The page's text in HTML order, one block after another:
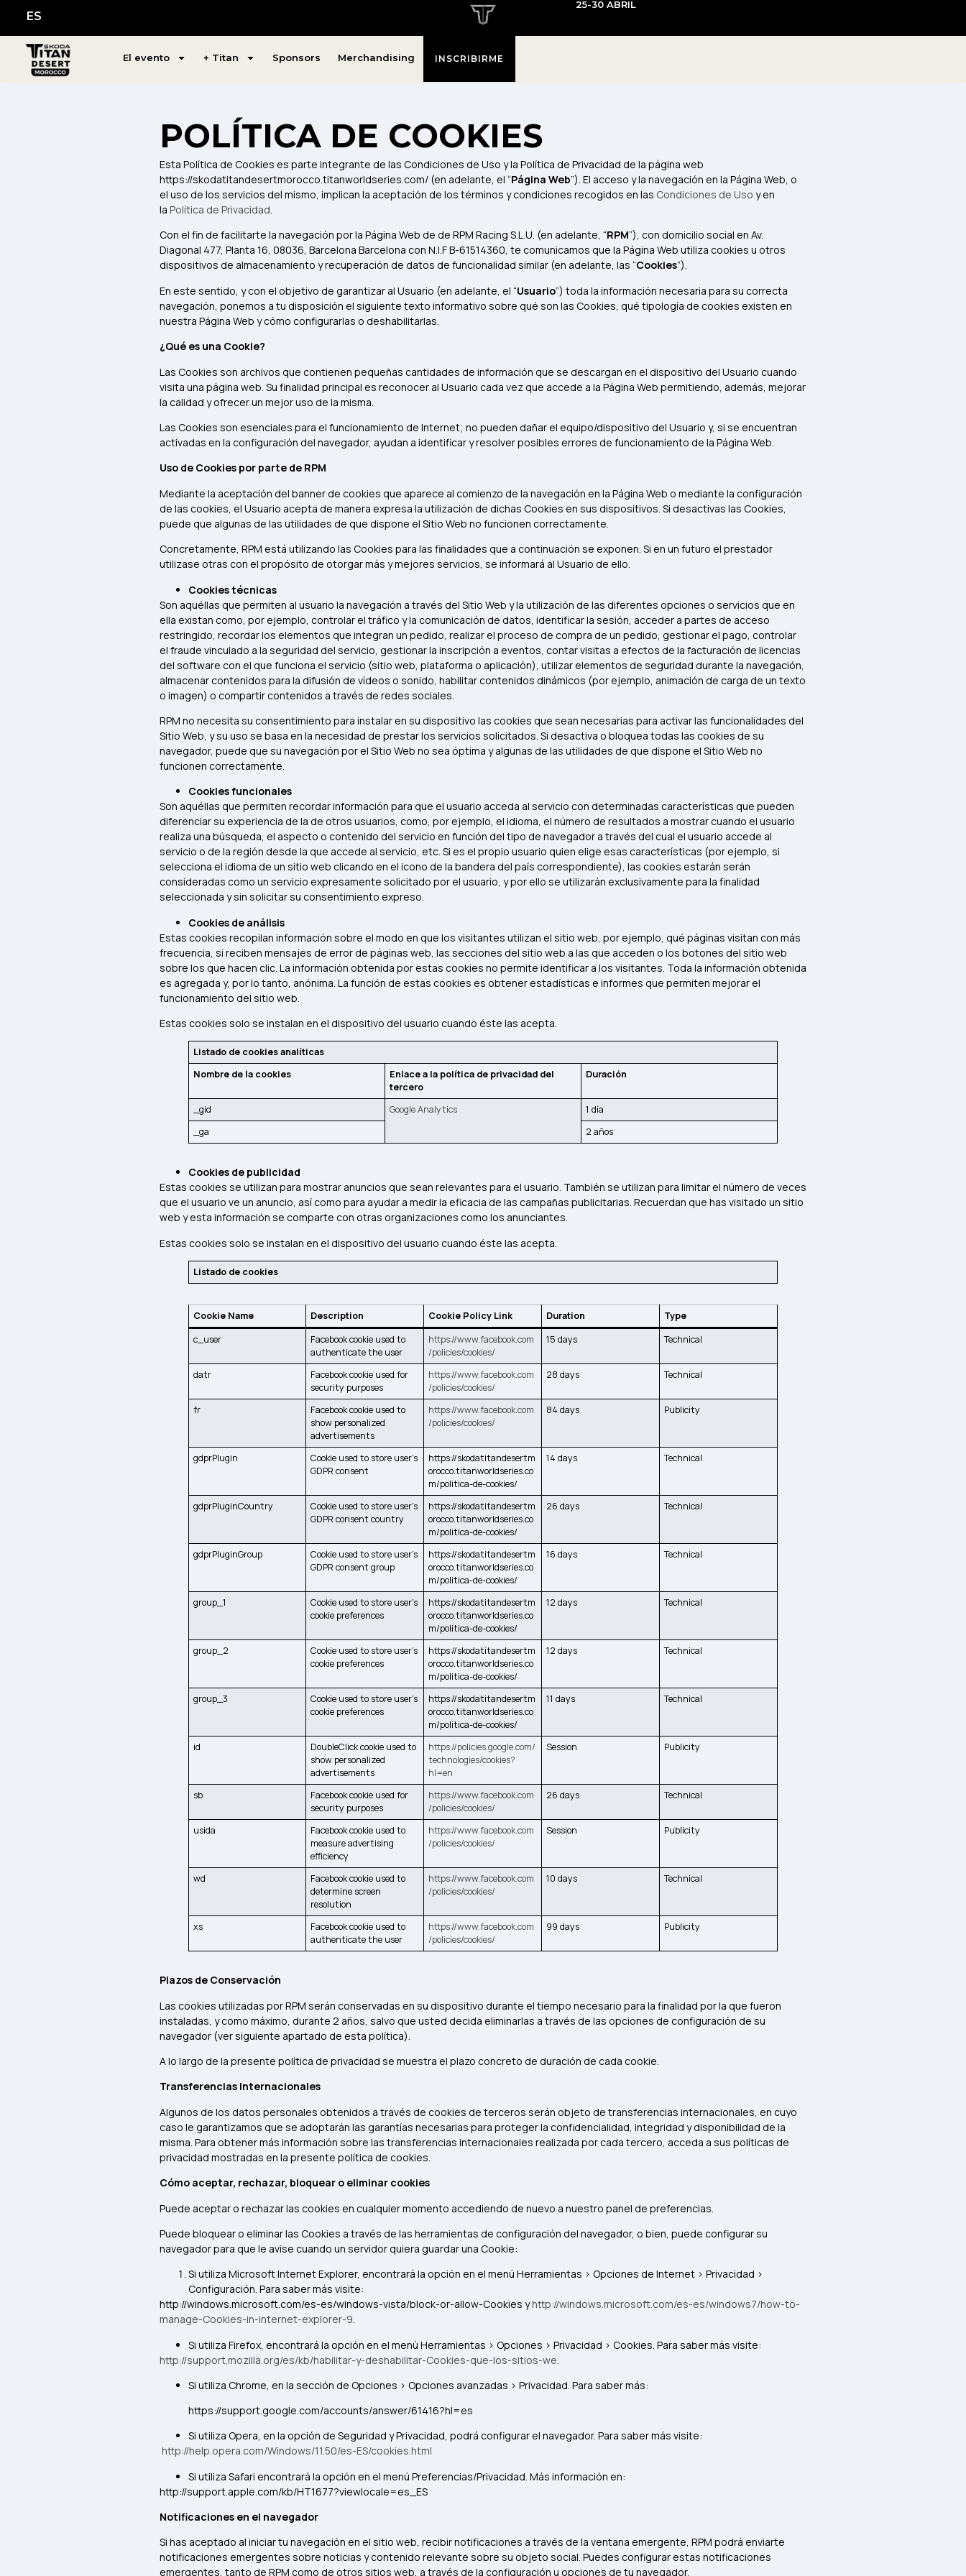
ES
25-30 ABRIL
El evento + Titan Sponsors Merchandising INSCRIBIRME
POLÍTICA DE COOKIES
Esta Política de Cookies es parte integrante de las Condiciones de Uso y la Política de Privacidad de la página web
https://skodatitandesertmorocco.titanworldseries.com/ (en adelante, el “Página Web”). El acceso y la navegación en la Página Web, o
el uso de los servicios del mismo, implican la aceptación de los términos y condiciones recogidos en las Condiciones de Uso y en
la Política de Privacidad.
Con el fin de facilitarte la navegación por la Página Web de de RPM Racing S.L.U. (en adelante, “RPM”), con domicilio social en Av.
Diagonal 477, Planta 16, 08036, Barcelona Barcelona con N.I.F B-61514360, te comunicamos que la Página Web utiliza cookies u otros
dispositivos de almacenamiento y recuperación de datos de funcionalidad similar (en adelante, las “Cookies”).
En este sentido, y con el objetivo de garantizar al Usuario (en adelante, el “Usuario”) toda la información necesaria para su correcta
navegación, ponemos a tu disposición el siguiente texto informativo sobre qué son las Cookies, qué tipología de cookies existen en
nuestra Página Web y cómo configurarlas o deshabilitarlas.
¿Qué es una Cookie?
Las Cookies son archivos que contienen pequeñas cantidades de información que se descargan en el dispositivo del Usuario cuando
visita una página web. Su finalidad principal es reconocer al Usuario cada vez que accede a la Página Web permitiendo, además, mejorar
la calidad y ofrecer un mejor uso de la misma.
Las Cookies son esenciales para el funcionamiento de Internet; no pueden dañar el equipo/dispositivo del Usuario y, si se encuentran
activadas en la configuración del navegador, ayudan a identificar y resolver posibles errores de funcionamiento de la Página Web.
Uso de Cookies por parte de RPM
Mediante la aceptación del banner de cookies que aparece al comienzo de la navegación en la Página Web o mediante la configuración
de las cookies, el Usuario acepta de manera expresa la utilización de dichas Cookies en sus dispositivos. Si desactivas las Cookies,
puede que algunas de las utilidades de que dispone el Sitio Web no funcionen correctamente.
Concretamente, RPM está utilizando las Cookies para las finalidades que a continuación se exponen. Si en un futuro el prestador
utilizase otras con el propósito de otorgar más y mejores servicios, se informará al Usuario de ello.
Cookies técnicas
Son aquéllas que permiten al usuario la navegación a través del Sitio Web y la utilización de las diferentes opciones o servicios que en
ella existan como, por ejemplo, controlar el tráfico y la comunicación de datos, identificar la sesión, acceder a partes de acceso
restringido, recordar los elementos que integran un pedido, realizar el proceso de compra de un pedido, gestionar el pago, controlar
el fraude vinculado a la seguridad del servicio, gestionar la inscripción a eventos, contar visitas a efectos de la facturación de licencias
del software con el que funciona el servicio (sitio web, plataforma o aplicación), utilizar elementos de seguridad durante la navegación,
almacenar contenidos para la difusión de vídeos o sonido, habilitar contenidos dinámicos (por ejemplo, animación de carga de un texto
o imagen) o compartir contenidos a través de redes sociales.
RPM no necesita su consentimiento para instalar en su dispositivo las cookies que sean necesarias para activar las funcionalidades del
Sitio Web, y su uso se basa en la necesidad de prestar los servicios solicitados. Si desactiva o bloquea todas las cookies de su
navegador, puede que su navegación por el Sitio Web no sea óptima y algunas de las utilidades de que dispone el Sitio Web no
funcionen correctamente.
Cookies funcionales
Son aquéllas que permiten recordar información para que el usuario acceda al servicio con determinadas características que pueden
diferenciar su experiencia de la de otros usuarios, como, por ejemplo, el idioma, el número de resultados a mostrar cuando el usuario
realiza una búsqueda, el aspecto o contenido del servicio en función del tipo de navegador a través del cual el usuario accede al
servicio o de la región desde la que accede al servicio, etc. Si es el propio usuario quien elige esas características (por ejemplo, si
selecciona el idioma de un sitio web clicando en el icono de la bandera del país correspondiente), las cookies estarán serán
consideradas como un servicio expresamente solicitado por el usuario, y por ello se utilizarán exclusivamente para la finalidad
seleccionada y sin solicitar su consentimiento expreso.
Cookies de análisis
Estas cookies recopilan información sobre el modo en que los visitantes utilizan el sitio web, por ejemplo, qué páginas visitan con más
frecuencia, si reciben mensajes de error de páginas web, las secciones del sitio web a las que acceden o los botones del sitio web
sobre los que hacen clic. La información obtenida por estas cookies no permite identificar a los visitantes. Toda la información obtenida
es agregada y, por lo tanto, anónima. La función de estas cookies es obtener estadísticas e informes que permiten mejorar el
funcionamiento del sitio web.
Estas cookies solo se instalan en el dispositivo del usuario cuando éste las acepta.
Listado de cookies analíticas
Nombre de la cookies
Enlace a la política de privacidad del
tercero
Duración
_gid Google Analytics
1 día
_ga
2 años
Cookies de publicidad
Estas cookies se utilizan para mostrar anuncios que sean relevantes para el usuario. También se utilizan para limitar el número de veces
que el usuario ve un anuncio, así como para ayudar a medir la eficacia de las campañas publicitarias. Recuerdan que has visitado un sitio
web y esta información se comparte con otras organizaciones como los anunciantes.
Estas cookies solo se instalan en el dispositivo del usuario cuando éste las acepta.
Listado de cookies
Cookie Name Description Cookie Policy Link Duration
Type
c_user
Facebook cookie used to
authenticate the user
https://www.facebook.com
/policies/cookies/
15 days Technical
datr
Facebook cookie used for
security purposes
https://www.facebook.com
/policies/cookies/
28 days Technical
fr
Facebook cookie used to
show personalized
advertisements
https://www.facebook.com
/policies/cookies/
84 days Publicity
gdprPlugin
Cookie used to store user’s
GDPR consent
https://skodatitandesertm
orocco.titanworldseries.co
m/politica-de-cookies/
14 days Technical
gdprPluginCountry
Cookie used to store user’s
GDPR consent country
https://skodatitandesertm
orocco.titanworldseries.co
m/politica-de-cookies/
26 days Technical
gdprPluginGroup
Cookie used to store user’s
GDPR consent group
https://skodatitandesertm
orocco.titanworldseries.co
m/politica-de-cookies/
16 days Technical
group_1
Cookie used to store user’s
cookie preferences
https://skodatitandesertm
orocco.titanworldseries.co
m/politica-de-cookies/
12 days Technical
group_2
Cookie used to store user’s
cookie preferences
https://skodatitandesertm
orocco.titanworldseries.co
m/politica-de-cookies/
12 days Technical
group_3
Cookie used to store user’s
cookie preferences
https://skodatitandesertm
orocco.titanworldseries.co
m/politica-de-cookies/
11 days Technical
id
DoubleClick cookie used to
show personalized
advertisements
https://policies.google.com/
technologies/cookies?
hl=en
Session Publicity
sb
Facebook cookie used for
security purposes
https://www.facebook.com
/policies/cookies/
26 days Technical
usida
Facebook cookie used to
measure advertising
efficiency
https://www.facebook.com
/policies/cookies/
Session Publicity
wd
Facebook cookie used to
determine screen
resolution
https://www.facebook.com
/policies/cookies/
10 days Technical
xs
Facebook cookie used to
authenticate the user
https://www.facebook.com
/policies/cookies/
99 days Publicity
Plazos de Conservación
Las cookies utilizadas por RPM serán conservadas en su dispositivo durante el tiempo necesario para la finalidad por la que fueron
instaladas, y como máximo, durante 2 años, salvo que usted decida eliminarlas a través de las opciones de configuración de su
navegador (ver siguiente apartado de esta política).
A lo largo de la presente política de privacidad se muestra el plazo concreto de duración de cada cookie.
Transferencias Internacionales
Algunos de los datos personales obtenidos a través de cookies de terceros serán objeto de transferencias internacionales, en cuyo
caso le garantizamos que se adoptarán las garantías necesarias para proteger la confidencialidad, integridad y disponibilidad de la
misma. Para obtener más información sobre las transferencias internacionales realizada por cada tercero, acceda a sus políticas de
privacidad mostradas en la presente política de cookies.
Cómo aceptar, rechazar, bloquear o eliminar cookies
Puede aceptar o rechazar las cookies en cualquier momento accediendo de nuevo a nuestro panel de preferencias.
Puede bloquear o eliminar las Cookies a través de las herramientas de configuración del navegador, o bien, puede configurar su
navegador para que le avise cuando un servidor quiera guardar una Cookie:
Si utiliza Microsoft Internet Explorer, encontrará la opción en el menú Herramientas > Opciones de Internet > Privacidad >
Configuración. Para saber más visite:
http://windows.microsoft.com/es-es/windows-vista/block-or-allow-Cookies yhttp://windows.microsoft.com/es-es/windows7/how-to-
manage-Cookies-in-internet-explorer-9.
Si utiliza Firefox, encontrará la opción en el menú Herramientas > Opciones > Privacidad > Cookies. Para saber más visite:
http://support.mozilla.org/es/kb/habilitar-y-deshabilitar-Cookies-que-los-sitios-we
Si utiliza Chrome, en la sección de Opciones > Opciones avanzadas > Privacidad. Para saber más:
https://support.google.com/accounts/answer/61416?hl=es
Si utiliza Opera, en la opción de Seguridad y Privacidad, podrá configurar el navegador. Para saber más visite:
http://help.opera.com/Windows/11.50/es-ES/cookies.html
Si utiliza Safari encontrará la opción en el menú Preferencias/Privacidad. Más información en:
http://support.apple.com/kb/HT1677?viewlocale=es_ES
Notificaciones en el navegador
Si has aceptado al iniciar tu navegación en el sitio web, recibir notificaciones a través de la ventana emergente, RPM podrá enviarte
notificaciones emergentes sobre noticias y contenido relevante sobre su objeto social. Puedes configurar estas notificaciones
emergentes, tanto de RPM como de otros sitios web, a través de la configuración u opciones de tu navegador.